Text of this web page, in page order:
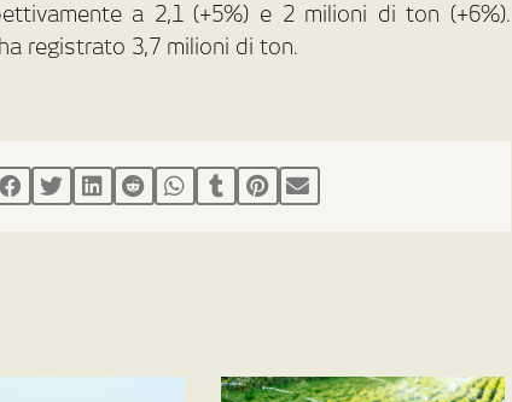
a 2,1 (+5%) e 2 milioni di ton (+6%).
registrato 3,7 milioni di ton.